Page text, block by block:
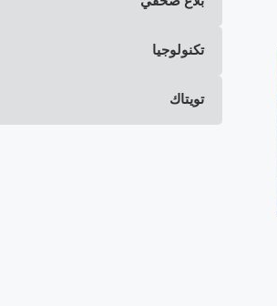
تكنولوجيا
تويتاك